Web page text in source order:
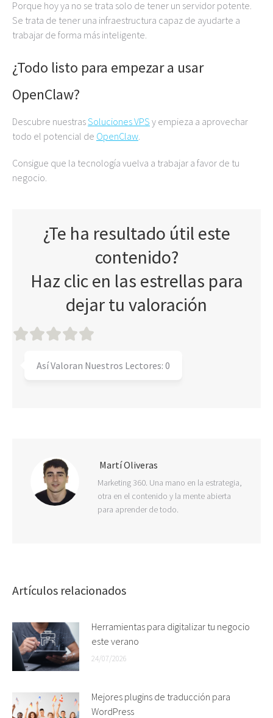
Porque hoy ya no se trata solo de tener un servidor potente.
Se trata de tener una infraestructura capaz de ayudarte a
trabajar de forma más inteligente.
¿Todo listo para empezar a usar
OpenClaw?
Descubre nuestrasSoluciones VPS y empieza a aprovechar
todo el potencial de OpenClaw.
Consigue que la tecnología vuelva a trabajar a favor de tu
negocio.
¿Te ha resultado útil este
contenido?
Haz clic en las estrellas para
dejar tu valoración
Así Valoran Nuestros Lectores: 0
Martí Oliveras
Marketing 360. Una mano en la estrategia,
otra en el contenido y la mente abierta
para aprender de todo.
Artículos relacionados
Herramientas para digitalizar tu negocio
este verano
24/07/2026
Mejores plugins de traducción para
WordPress